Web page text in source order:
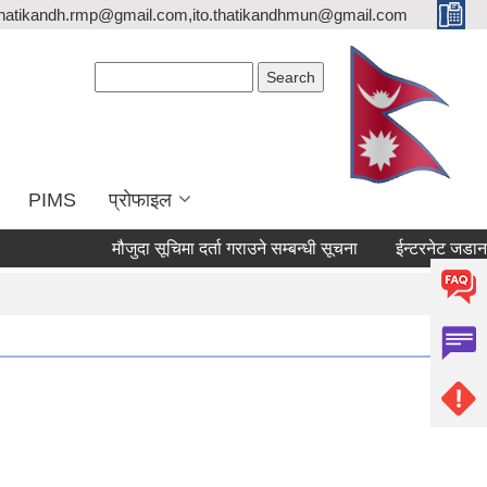
PIMS प्राेफाइल
मौजुदा सूचिमा दर्ता गराउने सम्बन्धी सूचना ईन्टरनेट